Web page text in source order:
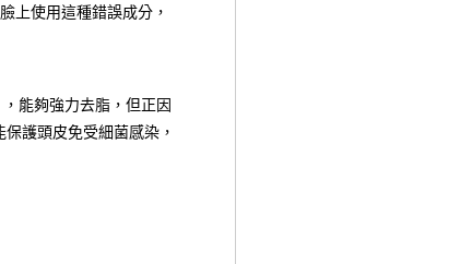
上使用這種錯誤成分，
能夠強力去脂，但正因
護頭皮免受細菌感染，